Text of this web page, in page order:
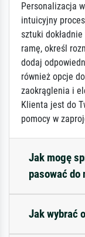
Personalizacja
intuicyjny
sztuki
ramę, określ
dodaj
również opcje
zaokrąglenia i
Klienta jest do
pomocy w
Jak mogę
pasować do
Jak wybrać